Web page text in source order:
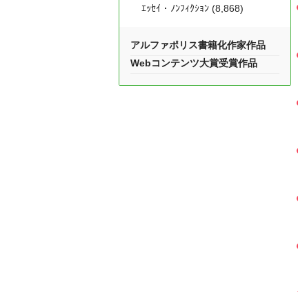
ｴｯｾｲ・ﾉﾝﾌｨｸｼｮﾝ (8,868)
アルファポリス書籍化作家作品
Webコンテンツ大賞受賞作品